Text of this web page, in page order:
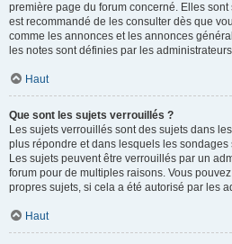
première page du forum concerné. Elles sont
est recommandé de les consulter dès que
comme les annonces et les annonces
les notes sont définies par les
Haut
Que sont les sujets verrouillés ?
Les sujets verrouillés sont des sujets dans
plus répondre et dans lesquels les
Les sujets peuvent être verrouillés par un
forum pour de multiples raisons. Vous
propres sujets, si cela a été autorisé par les
Haut